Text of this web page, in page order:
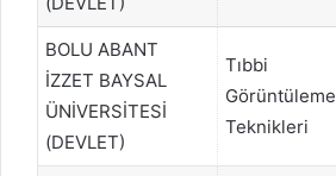
BOLU ABANT
İZZET BAYSAL
ÜNİVERSİTESİ
(DEVLET)
Tıbbi
Görüntüleme
Teknikleri